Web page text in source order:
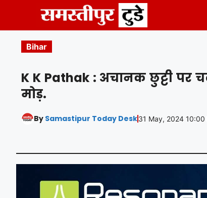
content
Bihar
K K Pathak : अचानक छुट्टी पर
मोड़.
By Samastipur Today Desk31 May, 2024 10:00